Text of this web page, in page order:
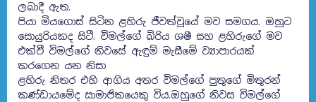
ලබාදී ඇත.
පියා මියගොස් සිටින ළහිරු ජීවත්වූයේ මව සමගය. ඔහුට
සොයුරියකද සිටී. විමල්ගේ බිරිය ශෂී සහ ළහිරුගේ මව
එක්වී විමල්ගේ නිවසේ ඇඳුම් මැසීමේ ව්‍යාපාරයක්
කරගෙන යන නිසා
ළහිරු නිතර එහි ආගිය අතර විමල්ගේ පුතුගේ මිතුරන්
කණ්ඩායමේද සාමාජිකයෙකු විය.ඔහුගේ නිවස විමල්ගේ